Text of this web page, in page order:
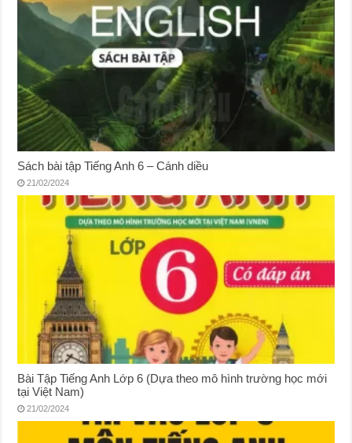
Sách bài tập Tiếng Anh 6 – Cánh diều
21/02/2024
Bài Tập Tiếng Anh Lớp 6 (Dựa theo mô hình trường học mới
tại Việt Nam)
21/02/2024